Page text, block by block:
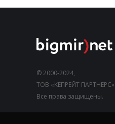
© 2000-2024,
ТОВ «КЕПРЕЙТ
Все права защищены.